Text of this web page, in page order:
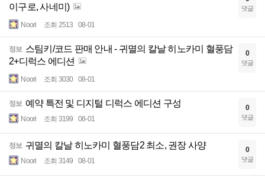
이구로, 사네미)
Noori 조회 2513 08-01
댓글
정보 스팀키/코드 판매 안내 - 귀멸의 칼날 히노카미 혈풍담
2+디럭스 에디션
Noori 조회 3030 08-01
0
댓글
정보 예약 특전 및 디지털 디럭스 에디션 구성
Noori 조회 3199 08-01
0
댓글
정보 귀멸의 칼날 히노카미 혈풍담2 최소, 권장 사양
Noori 조회 3149 08-01
0
댓글